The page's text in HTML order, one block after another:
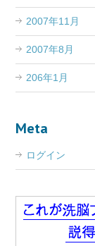
2007年11月
2007年8月
206年1月
Meta
ログイン